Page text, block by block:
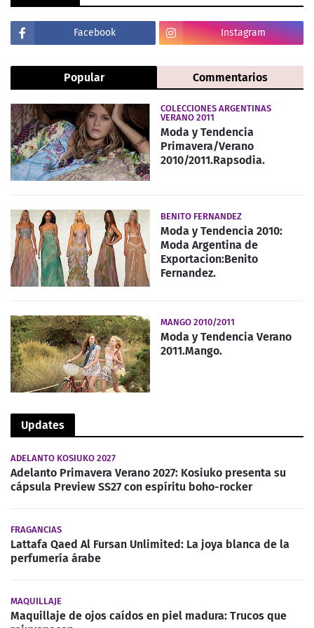
Facebook Instagram
Popular Commentarios
COLECCIONES ARGENTINAS
VERANO 2011
Moda y Tendencia
Primavera/Verano
2010/2011.Rapsodia.
BENITO FERNANDEZ
Moda y Tendencia 2010:
Moda Argentina de
Exportacion:Benito
Fernandez.
MANGO 2010/2011
Moda y Tendencia Verano
2011.Mango.
Updates
ADELANTO KOSIUKO 2027
Adelanto Primavera Verano 2027: Kosiuko presenta su
cápsula Preview SS27 con espíritu boho-rocker
FRAGANCIAS
Lattafa Qaed Al Fursan Unlimited: La joya blanca de la
perfumería árabe
MAQUILLAJE
Maquillaje de ojos caídos en piel madura: Trucos que